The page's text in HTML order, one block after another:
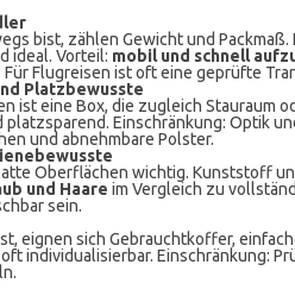
bist, zählen Gewicht und
ideal. Vorteil: mobil und schnell
Flugreisen ist oft eine geprüfte
Platzbewusste
ist eine Box, die zugleich Stauraum
platzsparend. Einschränkung: Optik
und abnehmbare Polster.
Oberflächen wichtig. Kunststoff
und Haare im Vergleich zu
sein.
eignen sich Gebrauchtkoffer,
individualisierbar. Einschränkung: